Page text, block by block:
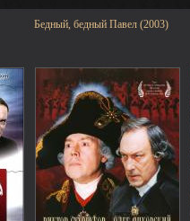
Бедный, бедный Павел (2003)